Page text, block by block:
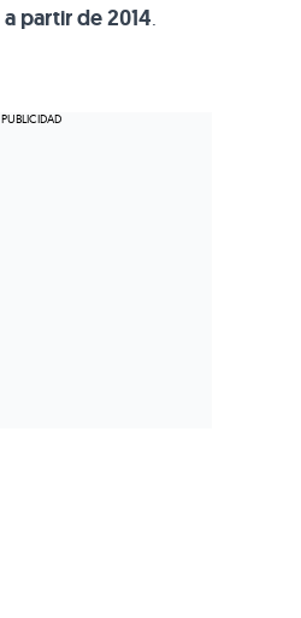
a partir de 2014.